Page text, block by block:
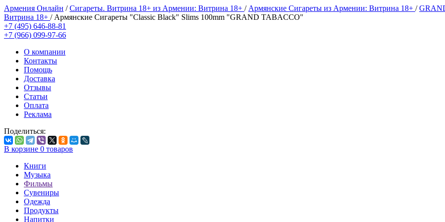
Армения Онлайн /Сигареты. Витрина 18+ из Армении: Витрина 18+ / Армянские Сигареты из Армении: Витрина 18+ /
Витрина 18+ / Армянские Сигареты "Classic Black" Slims 100mm "GRAND TABACCO"
+7 (495) 646-88-81
+7 (966) 099-97-66
О компании
Контакты
Помощь
Доставка
Отзывы
Статьи
Оплата
Реклама
Поделиться:
В корзине 0 товаров
Книги
Музыка
Фильмы
Сувениры
Одежда
Продукты
Напитки